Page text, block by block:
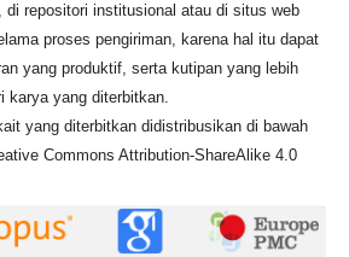
di repositori institusional atau di situs web
proses pengiriman, karena hal itu dapat
yang produktif, serta kutipan yang lebih
karya yang diterbitkan.
yang diterbitkan didistribusikan di bawah
Commons Attribution-ShareAlike 4.0